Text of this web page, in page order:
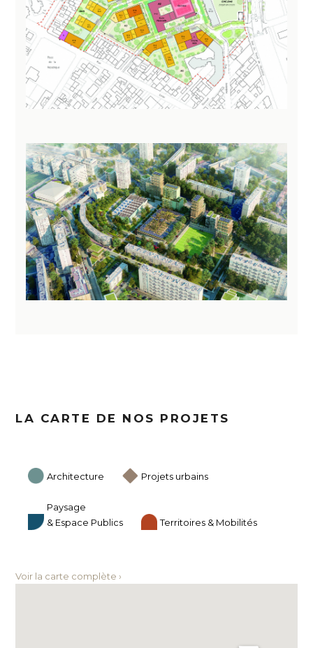
LA CARTE DE NOS PROJETS
Architecture Projets urbains
Paysage
& Espace Publics
Territoires & Mobilités
Voir la carte complète ›